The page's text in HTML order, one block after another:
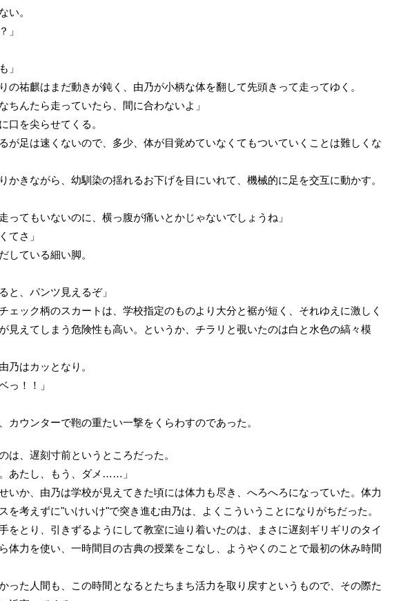
い。
」
」
の祐麒はまだ動きが鈍く、由乃が小柄な体を翻して先頭きって走ってゆく。
ちんたら走っていたら、間に合わないよ」
を尖らせてくる。
が足は速くないので、多少、体が目覚めていなくてもついていくことは難しくな
かきながら、幼馴染の揺れるお下げを目にいれて、機械的に足を交互に動かす。
ってもいないのに、横っ腹が痛いとかじゃないでしょうね」
てさ」
している細い脚。
と、パンツ見えるぞ」
ェック柄のスカートは、学校指定のものより大分と裾が短く、それゆえに激しく
見えてしまう危険性も高い。というか、チラリと覗いたのは白と水色の縞々模
乃はカッとなり。
っ！！」
カウンターで鞄の重たい一撃をくらわすのであった。
は、遅刻寸前というところだった。
あたし、もう、ダメ……」
いか、由乃は学校が見えてきた頃には体力も尽き、へろへろになっていた。体力
を考えずに"いけいけ"で突き進む由乃は、よくこういうことになりがちだった。
をとり、引きずるようにして教室に辿り着いたのは、まさに遅刻ギリギリのタイ
体力を使い、一時間目の古典の授業をこなし、ようやくのことで最初の休み時間
った人間も、この時間となるとたちまち活力を取り戻すというもので、その際た